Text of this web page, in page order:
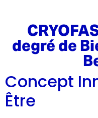
degré de
Concept
Être